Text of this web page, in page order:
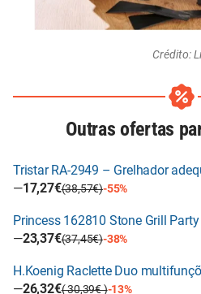
Crédito:
Outras ofertas
Tristar RA-2949 – Grelhador
—17,27€(38,57€)-55%
Princess 162810 Stone Grill
—23,37€(37,45€)-38%
H.Koenig Raclette Duo
—26,32€( 30,39€ )-13%